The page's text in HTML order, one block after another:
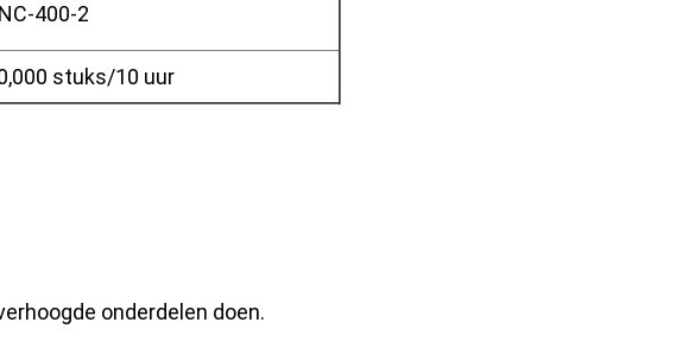
400-2
stuks/10 uur
onderdelen doen.